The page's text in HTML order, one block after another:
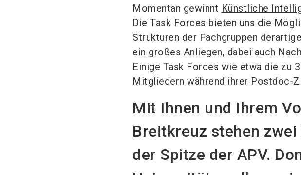
Momentan gewinnt Künstliche
Die Task Forces bieten uns die
Strukturen der Fachgruppen
ein großes Anliegen, dabei auch
Einige Task Forces wie etwa die zu
Mitgliedern während ihrer Postdoc-
Mit Ihnen und Ihrem
Breitkreuz stehen
der Spitze der APV.